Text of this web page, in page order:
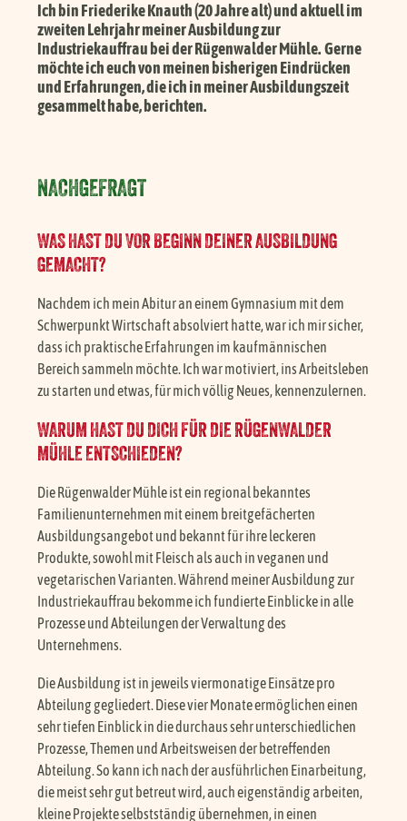
Service
Ich bin Friederike Knauth (20 Jahre alt) und aktuell im
zweiten Lehrjahr meiner Ausbildung zur
Industriekauffrau bei der Rügenwalder Mühle. Gerne
möchte ich euch von meinen bisherigen Eindrücken
und Erfahrungen, die ich in meiner Ausbildungszeit
gesammelt habe, berichten.
NACHGEFRAGT
WAS HAST DU VOR BEGINN DEINER AUSBILDUNG
GEMACHT?
Nachdem ich mein Abitur an einem Gymnasium mit dem
Schwerpunkt Wirtschaft absolviert hatte, war ich mir sicher,
dass ich praktische Erfahrungen im kaufmännischen
Bereich sammeln möchte. Ich war motiviert, ins Arbeitsleben
zu starten und etwas, für mich völlig Neues, kennenzulernen.
WARUM HAST DU DICH FÜR DIE RÜGENWALDER
MÜHLE ENTSCHIEDEN?
Die Rügenwalder Mühle ist ein regional bekanntes
Familienunternehmen mit einem breitgefächerten
Ausbildungsangebot und bekannt für ihre leckeren
Produkte, sowohl mit Fleisch als auch in veganen und
vegetarischen Varianten. Während meiner Ausbildung zur
Industriekauffrau bekomme ich fundierte Einblicke in alle
Prozesse und Abteilungen der Verwaltung des
Unternehmens.
Die Ausbildung ist in jeweils viermonatige Einsätze pro
Abteilung gegliedert. Diese vier Monate ermöglichen einen
sehr tiefen Einblick in die durchaus sehr unterschiedlichen
Prozesse, Themen und Arbeitsweisen der betreffenden
Abteilung. So kann ich nach der ausführlichen Einarbeitung,
die meist sehr gut betreut wird, auch eigenständig arbeiten,
kleine Projekte selbstständig übernehmen, in einen